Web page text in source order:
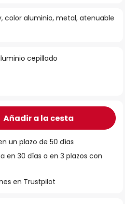
color aluminio, metal, atenuable
cepillado
Añadir a la cesta
un plazo de 50 días
en 30 días o en 3 plazos con
en Trustpilot